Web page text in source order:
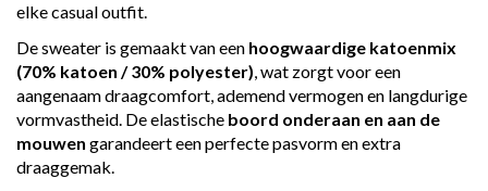
elke casual outfit.
De sweater is gemaakt van een hoogwaardige katoenmix
(70% katoen / 30% polyester), wat zorgt voor een
aangenaam draagcomfort, ademend vermogen en langdurige
vormvastheid. De elastische boord onderaan en aan de
mouwen garandeert een perfecte pasvorm en extra
draaggemak.